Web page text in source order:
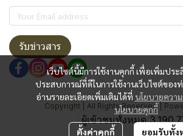
เว็บไซต์นี้มีการใช้งานคุกกี้ เพื่อเพิ่มปร
ประสบการณ์ที่ดีในการใช้งานเว็บไซต์ของ
อ่านรายละเอียดเพิ่มเติมได้ที่ นโยบายควา
นโยบายคุกกี้
ตั้งค่าคุกกี้ ยอมรับทั้ง
รับข่าวสาร
Copyright | All Rights Reserved |
ผู้เข้าชมทั้งหมด